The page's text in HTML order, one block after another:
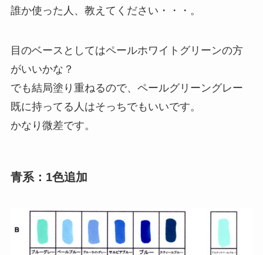
誰か使った人、教えてください・・・。
目のベースとしてはペールホワイトグリーンの方
がいいかな？
でも結局塗り重ねるので、ペールグリーングレー
既に持ってる人はそっちでもいいです。
かなり微差です。
青系：1色追加